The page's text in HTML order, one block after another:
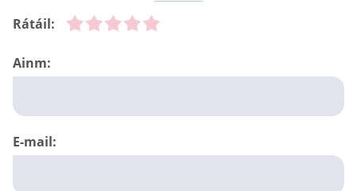
Rátáil:
Ainm:
E-mail: